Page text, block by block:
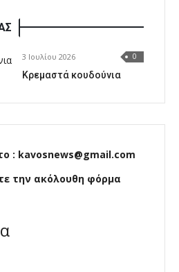
3 Ιουλίου 2026 0
Κρεμαστά κουδούνια
: kavosnews@gmail.com
την ακόλουθη φόρμα